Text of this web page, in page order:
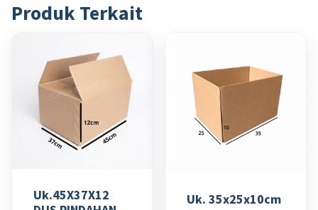
Produk Terkait
Uk.45X37X12
Uk. 35x25x10cm